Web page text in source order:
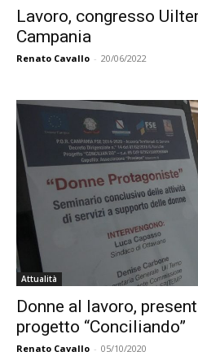
Lavoro, congresso
Campania
Renato Cavallo - 20/06/2022
Attualità
Donne al lavoro,
progetto “Conciliando”
Renato Cavallo - 05/10/2020